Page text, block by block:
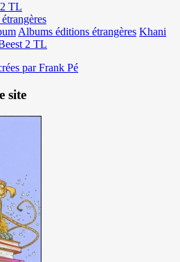
TL
Albums éditions étrangères Khani
2 TL
par Frank Pé
site